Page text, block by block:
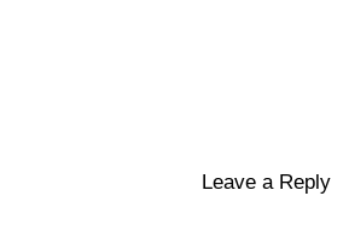
Leave a Reply